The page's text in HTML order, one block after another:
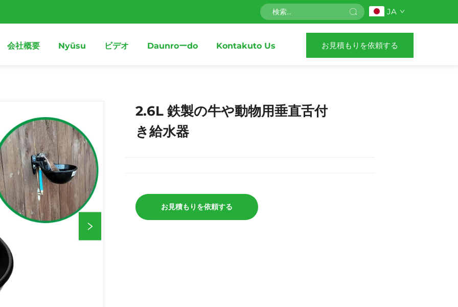
JA
会社概要 Nyūsu ビデオ Daunroーdo Kontakuto Us お見積もりを依頼する
2.6L 鉄製の牛や動物用垂直舌付
き給水器
お見積もりを依頼する